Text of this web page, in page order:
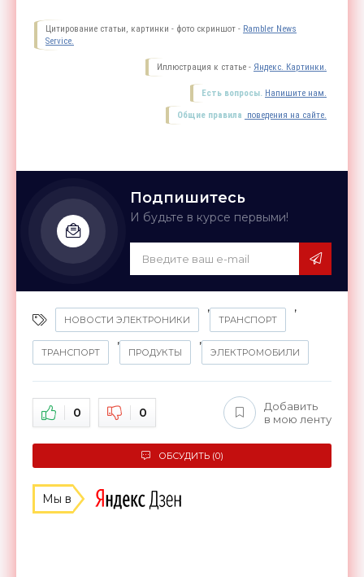
Цитирование статьи, картинки - фото скриншот - Rambler News
Service.
Иллюстрация к статье - Яндекс. Картинки.
Есть вопросы. Напишите нам.
Общие правила поведения на сайте.
Подпишитесь
И будьте в курсе первыми!
НОВОСТИ ЭЛЕКТРОНИКИ
,
ТРАНСПОРТ
,
ТРАНСПОРТ
,
ПРОДУКТЫ
,
ЭЛЕКТРОМОБИЛИ
0 0
Добавить
в мою ленту
ОБСУДИТЬ (0)
Мы в